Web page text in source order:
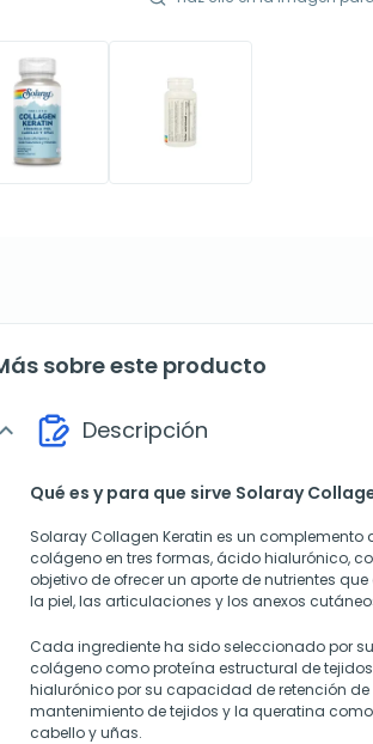
sobre este producto
expand_more Descripción
Qué es y para que sirve Solaray
Solaray Collagen Keratin es un
colágeno en tres formas, ácido hialurónico,
objetivo de ofrecer un aporte de nutrientes
la piel, las articulaciones y los anexos
Cada ingrediente ha sido seleccionado por
colágeno como proteína estructural de
hialurónico por su capacidad de retención de
mantenimiento de tejidos y la queratina
cabello y uñas.